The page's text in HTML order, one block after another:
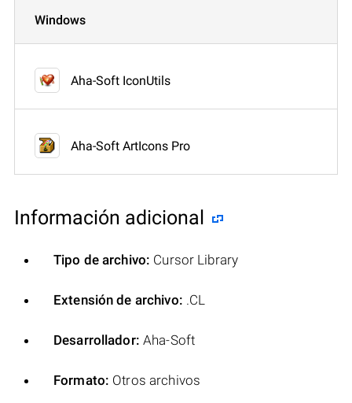
Windows
Aha-Soft IconUtils
Aha-Soft ArtIcons Pro
Información adicional
Tipo de archivo: Cursor Library
Extensión de archivo: .CL
Desarrollador: Aha-Soft
Formato: Otros archivos